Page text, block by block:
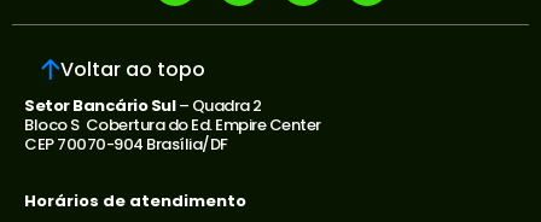
Voltar ao topo
Setor Bancário Sul– Quadra 2
Bloco S Cobertura do Ed. Empire Center
CEP 70070-904 Brasília/DF
Horários de atendimento